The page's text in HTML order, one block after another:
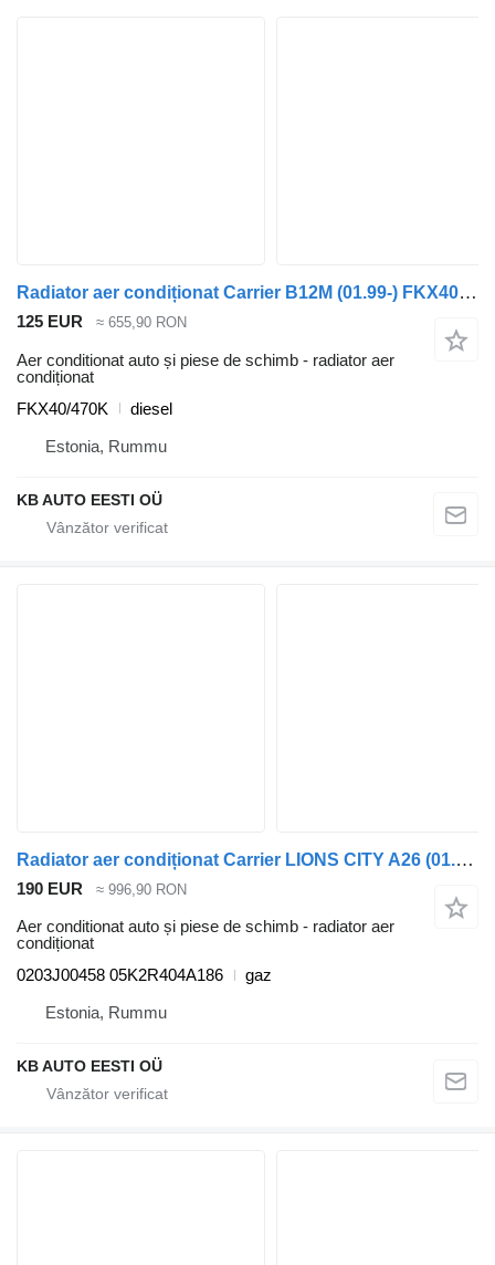
Radiator aer condiționat Carrier B12M (01.99-) FKX40/470K pentru autobuz Volvo B6, B7, B9, B10, B12 bus (1978-2011)
125 EUR ≈ 655,90 RON
Aer conditionat auto și piese de schimb - radiator aer
condiționat
FKX40/470K
diesel
Estonia, Rummu
KB AUTO EESTI OÜ
Radiator aer condiționat Carrier LIONS CITY A26 (01.98-12.13) 0203J00458 pentru autobuz MAN Lion's bus (1991-)
190 EUR ≈ 996,90 RON
Aer conditionat auto și piese de schimb - radiator aer
condiționat
0203J00458 05K2R404A186
gaz
Estonia, Rummu
KB AUTO EESTI OÜ